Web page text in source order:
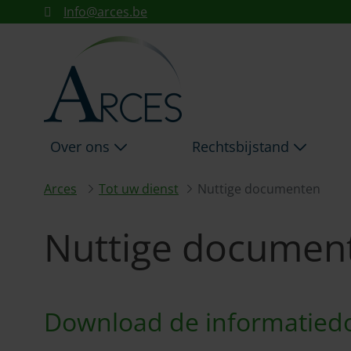
Skip to Main Content
NUTTIGE DOCUMENTEN
Info@arces.be
Over ons Rechtsbijstand
Arces Tot uw dienst Nuttige documenten
Nuttige
Download de